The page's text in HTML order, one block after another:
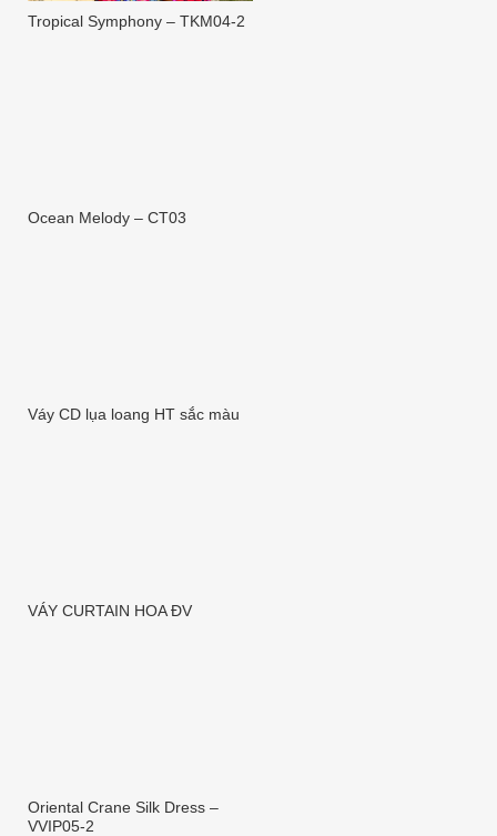
Tropical Symphony – TKM04-2
Ocean Melody – CT03
Váy CD lụa loang HT sắc màu
VÁY CURTAIN HOA ĐV
Oriental Crane Silk Dress –
VVIP05-2